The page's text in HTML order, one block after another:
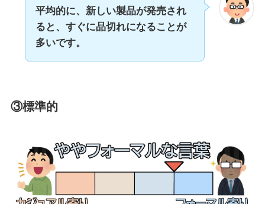
平均的に、新しい製品が発売され
ると、すぐに品切れになることが
多いです。
③標準的